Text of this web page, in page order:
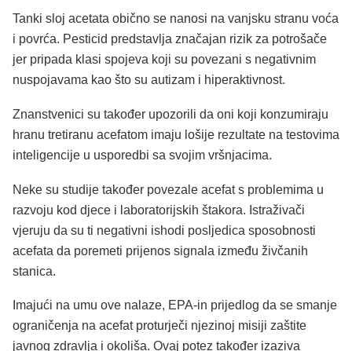
Tanki sloj acetata obično se nanosi na vanjsku stranu voća
i povrća. Pesticid predstavlja značajan rizik za potrošače
jer pripada klasi spojeva koji su povezani s negativnim
nuspojavama kao što su autizam i hiperaktivnost.
Znanstvenici su također upozorili da oni koji konzumiraju
hranu tretiranu acefatom imaju lošije rezultate na testovima
inteligencije u usporedbi sa svojim vršnjacima.
Neke su studije također povezale acefat s problemima u
razvoju kod djece i laboratorijskih štakora. Istraživači
vjeruju da su ti negativni ishodi posljedica sposobnosti
acefata da poremeti prijenos signala između živčanih
stanica.
Imajući na umu ove nalaze, EPA-in prijedlog da se smanje
ograničenja na acefat proturječi njezinoj misiji zaštite
javnog zdravlja i okoliša. Ovaj potez također izaziva